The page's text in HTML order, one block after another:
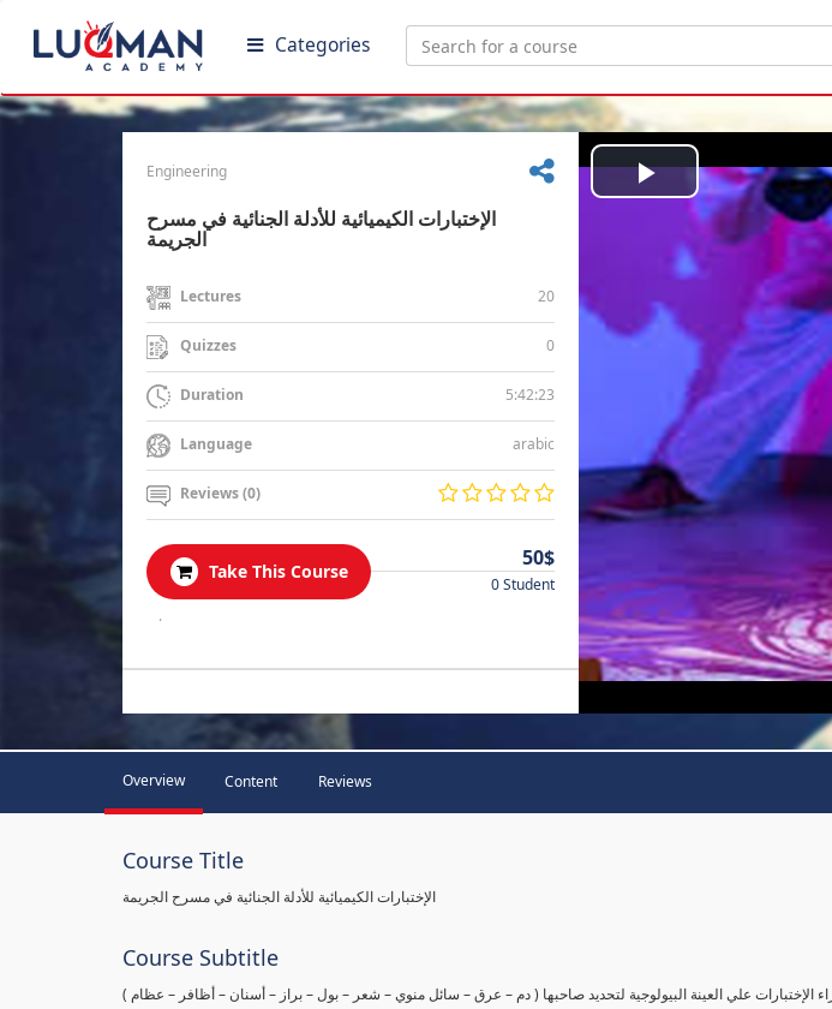
Categories
Engineering
الإختبارات الكيميائية للأدلة الجنائية في مسرح
الجريمة
Lectures 20
Quizzes 0
Duration 5:42:23
Language arabic
Reviews (0)
Take This Course
50$
0 Student
.
Play
Video
Overview Content Reviews
Course Title
الإختبارات الكيميائية للأدلة الجنائية في مسرح الجريمة
Course Subtitle
الإختبارات علي العينة البيولوجية لتحديد صاحبها ( دم – عرق – سائل منوي – شعر – بول – براز – أسنان – أظافر – عظام